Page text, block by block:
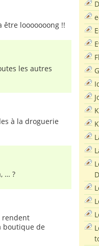
être looooooong !!
les autres
à la droguerie
… ?
rendent
boutique de